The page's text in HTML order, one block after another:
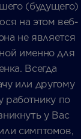
(будущего)
на этом веб-
не является
именно для
Всегда
или другому
работнику по
у Вас
симптомов,